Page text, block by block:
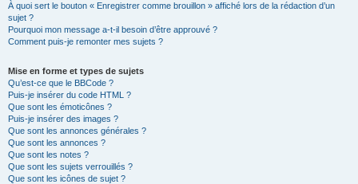
À quoi sert le bouton « Enregistrer comme brouillon » affiché lors de la rédaction d’un
sujet ?
Pourquoi mon message a-t-il besoin d’être approuvé ?
Comment puis-je remonter mes sujets ?
Mise en forme et types de sujets
Qu’est-ce que le BBCode ?
Puis-je insérer du code HTML ?
Que sont les émoticônes ?
Puis-je insérer des images ?
Que sont les annonces générales ?
Que sont les annonces ?
Que sont les notes ?
Que sont les sujets verrouillés ?
Que sont les icônes de sujet ?